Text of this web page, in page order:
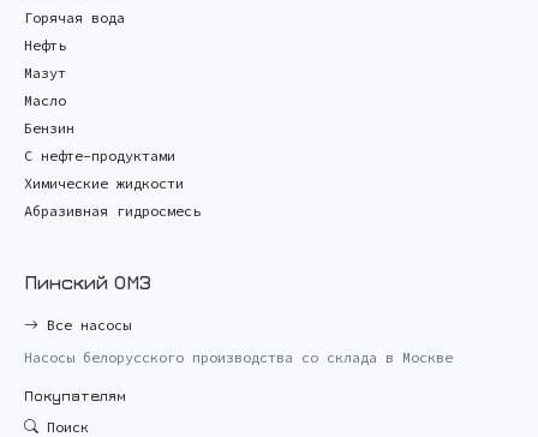
Горячая вода
Нефть
Мазут
Масло
Бензин
С нефте-продуктами
Химические жидкости
Абразивная гидросмесь
Пинский ОМЗ
Все насосы
Насосы белорусского производства со склада в Москве
Покупателям
Поиск